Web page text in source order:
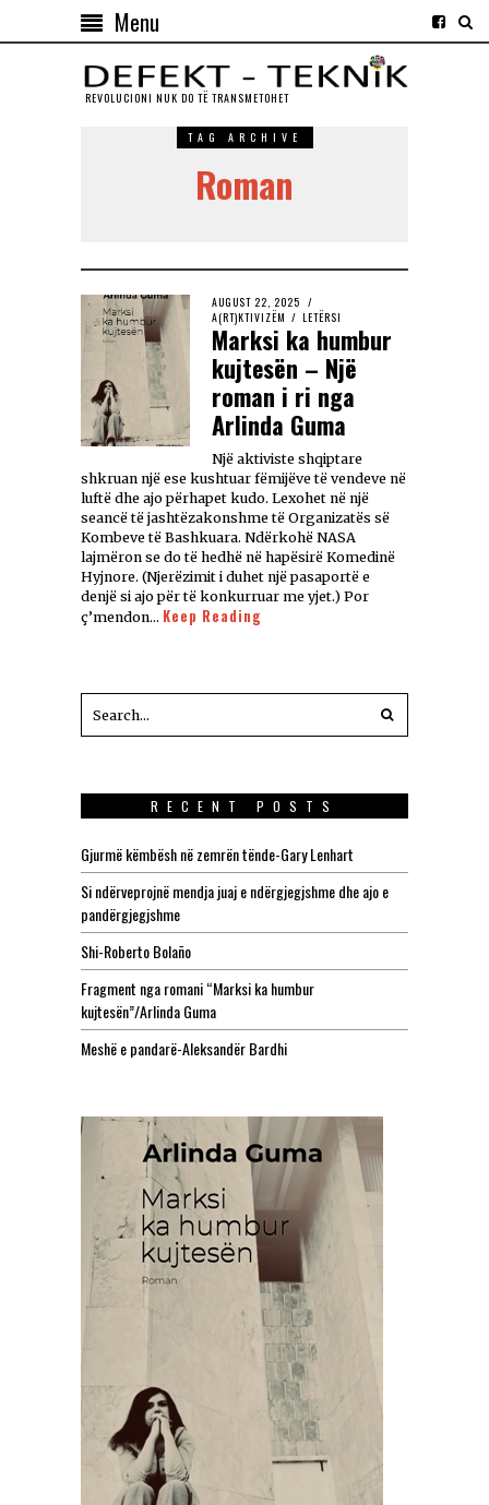
Menu
REVOLUCIONI NUK DO TЁ TRANSMETOHET
TAG ARCHIVE
Roman
AUGUST 22, 2025
A(RT)KTIVIZËM / LETËRSI
Marksi ka humbur
kujtesën – Një
roman i ri nga
Arlinda Guma
Një aktiviste shqiptare
shkruan një ese kushtuar fëmijëve të vendeve në
luftë dhe ajo përhapet kudo. Lexohet në një
seancë të jashtëzakonshme të Organizatës së
Kombeve të Bashkuara. Ndërkohë NASA
lajmëron se do të hedhë në hapësirë Komedinë
Hyjnore. (Njerëzimit i duhet një pasaportë e
denjë si ajo për të konkurruar me yjet.) Por
ç’mendon… Keep Reading
RECENT POSTS
Gjurmë këmbësh në zemrën tënde-Gary Lenhart
Si ndërveprojnë mendja juaj e ndërgjegjshme dhe ajo e
pandërgjegjshme
Shi-Roberto Bolaño
Fragment nga romani “Marksi ka humbur
kujtesën”/Arlinda Guma
Meshë e pandarë-Aleksandër Bardhi